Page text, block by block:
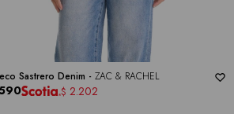
Sastrero Denim - ZAC & RACHEL
$ 2.202